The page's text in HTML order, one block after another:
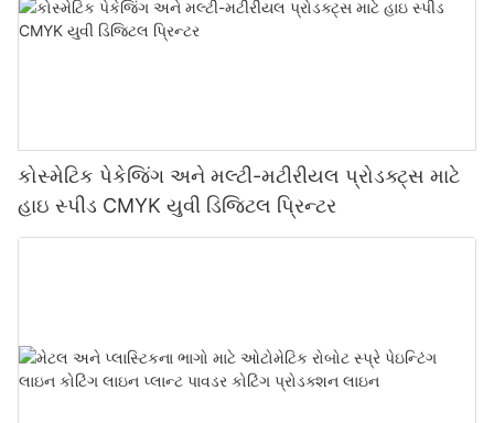
કોસ્મેટિક પેકેજિંગ અને મલ્ટી-મટીરીયલ પ્રોડક્ટ્સ માટે
હાઇ સ્પીડ CMYK યુવી ડિજિટલ પ્રિન્ટર